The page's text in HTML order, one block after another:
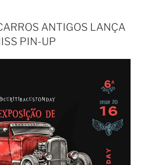
ANTIGOS LANÇA
PIN-UP